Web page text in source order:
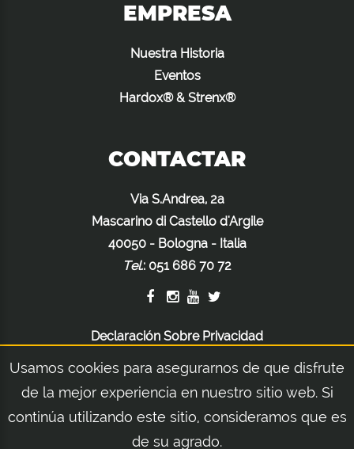
EMPRESA
Nuestra Historia
Eventos
Hardox® & Strenx®
CONTACTAR
Via S.Andrea, 2a
Mascarino di Castello d'Argile
40050 - Bologna - Italia
Tel.: 051 686 70 72
Declaración Sobre Privacidad
Declaración Sobre Cookies
Advertencias Legales
© 2026 Orsi Group S.r.l. | Via S.Andrea, 2a - Mascarino di Castello d'Argile 40050 -
Usamos cookies para asegurarnos de que disfrute
de la mejor experiencia en nuestro sitio web. Si
continúa utilizando este sitio, consideramos que es
de su agrado.